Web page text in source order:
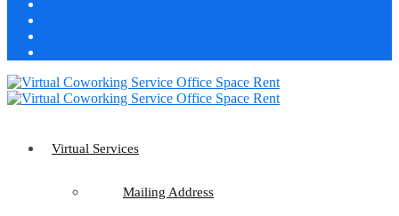
Virtual Services
Mailing Address